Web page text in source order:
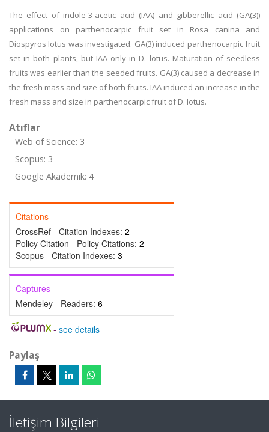
The effect of indole-3-acetic acid (IAA) and gibberellic acid (GA(3))
applications on parthenocarpic fruit set in Rosa canina and
Diospyros lotus was investigated. GA(3) induced parthenocarpic fruit
set in both plants, but IAA only in D. lotus. Maturation of seedless
fruits was earlier than the seeded fruits. GA(3) caused a decrease in
the fresh mass and size of both fruits. IAA induced an increase in the
fresh mass and size in parthenocarpic fruit of D. lotus.
Atıflar
Web of Science: 3
Scopus: 3
Google Akademik: 4
Citations
CrossRef - Citation Indexes: 2
Policy Citation - Policy Citations: 2
Scopus - Citation Indexes: 3
Captures
Mendeley - Readers: 6
- see details
Paylaş
İletişim Bilgileri